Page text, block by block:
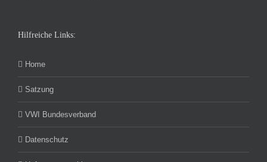
Hilfreiche Links:
Home
Satzung
VWI Bundesverband
Datenschutz